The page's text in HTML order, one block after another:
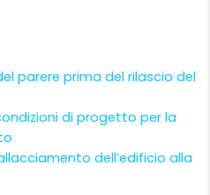
parere prima del rilascio del
di progetto per la
dell’edificio alla